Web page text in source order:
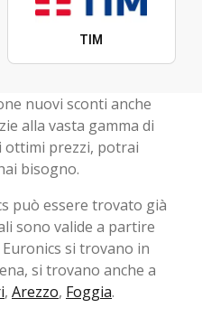
TIM
nuovi sconti anche
alla vasta gamma di
ottimi prezzi, potrai
bisogno.
può essere trovato già
sono valide a partire
si trovano in
si trovano anche a
, Arezzo, Foggia.